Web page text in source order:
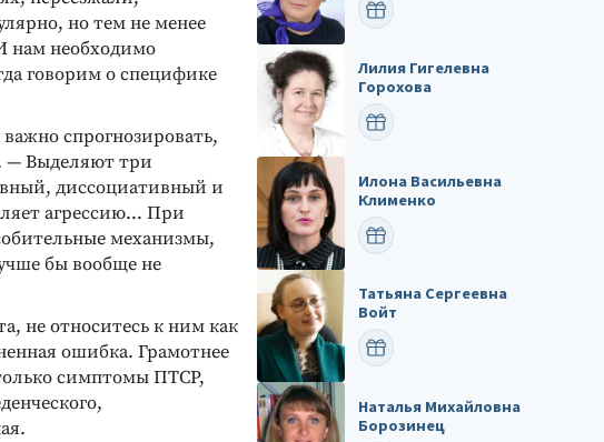
но тем не менее
нам необходимо
говорим о специфике
спрогнозировать,
— Выделяют три
диссоциативный и
агрессию… При
механизмы,
бы вообще не
не относитесь к ним как
ошибка. Грамотнее
симптомы ПТСР,
ПОЗДРАВИТЬ
Лилия Гигелевна
Горохова
ПОЗДРАВИТЬ
Илона Васильевна
Клименко
ПОЗДРАВИТЬ
Татьяна Сергеевна
Войт
ПОЗДРАВИТЬ
Наталья Михайловна
Борозинец